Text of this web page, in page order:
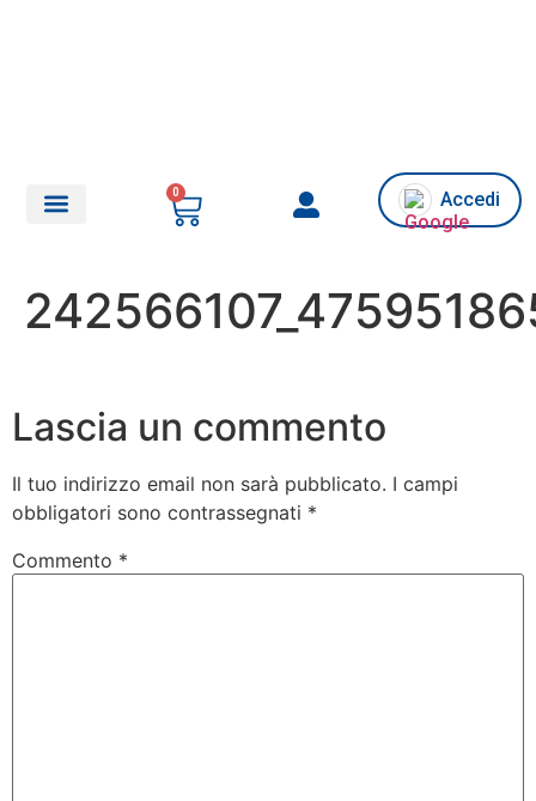
0 Accedi
Lascia un commento
Il tuo indirizzo email non sarà pubblicato. I campi
obbligatori sono contrassegnati *
Commento *